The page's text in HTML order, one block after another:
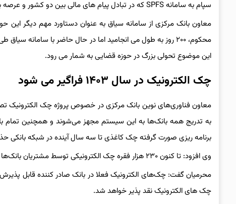
سپام به سامانه SPFS که در تبادل پیام های مالی بین دو کشور و عرصه بین الملل مورد استفاده است در سال ۱۴۰۲ عملیاتی شد.
محکوم، ۲۰۰ روز به طول می‌ انجامید اما در حال حاضر با
این موضوع تحولی بزرگ در حوزه قضایی به شمار می رود.
چک الکترونیک در سال ۱۴۰۳ فراگیر می شود
به تدریج همه بانک‌ها به این سیستم مجهز می‌شوند و همچنین
برنامه ریزی صورت گرفته چک کاغذی تا سه سال آینده در شبکه بانکی
وی افزود: تا کنون ۲۳۰ هزار فقره چک الکترونیکی توسط مشتریان بانک‌ها صادر شده که ۲۰۰ هزار فقره آن در شبکه بانکی کارسازی شده است.
محرمیان گفت: چک‌های الکترونیک فعلا در بانک صادر کننده قابل پذیرش
چک های الکترونیک نقد پذیر خواهد شد.